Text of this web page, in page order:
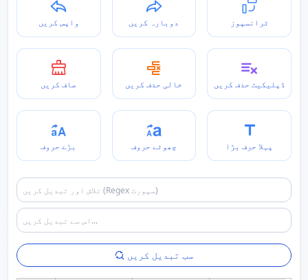
واپس کریں دوبارہ کریں ٹرانسپوز
صاف کریں خالی حذف کریں ڈپلیکیٹ حذف کریں
بڑے حروف چھوٹے حروف پہلا حرف بڑا
سب تبدیل کریں